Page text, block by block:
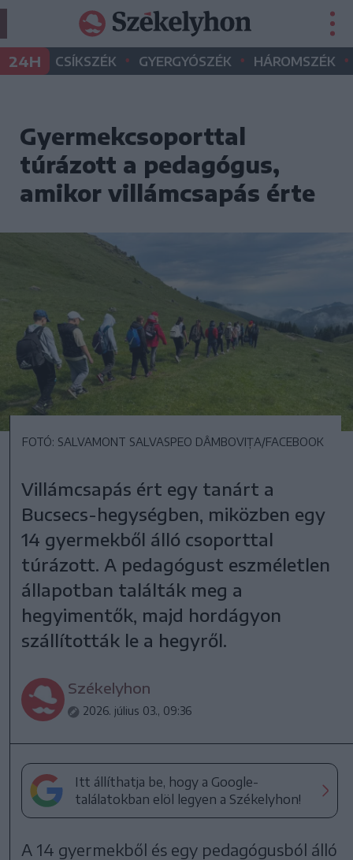
24H CSÍKSZÉK • GYERGYÓSZÉK • HÁROMSZÉK •
Gyermekcsoporttal
túrázott a pedagógus,
amikor villámcsapás érte
FOTÓ: SALVAMONT SALVASPEO DÂMBOVIȚA/FACEBOOK
Villámcsapás ért egy tanárt a
Bucsecs-hegységben, miközben egy
14 gyermekből álló csoporttal
túrázott. A pedagógust eszméletlen
állapotban találták meg a
hegyimentők, majd hordágyon
szállították le a hegyről.
Székelyhon
2026. július 03., 09:36
Itt állíthatja be, hogy a Google-
találatokban elöl legyen a Székelyhon!
A 14 gyermekből és egy pedagógusból álló